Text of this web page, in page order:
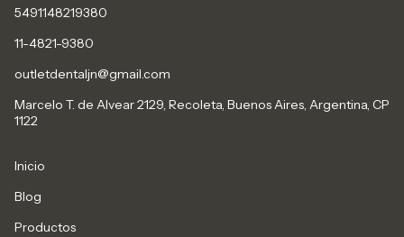
5491148219380
11-4821-9380
outletdentaljn@gmail.com
Marcelo T. de Alvear 2129, Recoleta, Buenos Aires, Argentina, CP
1122
Inicio
Blog
Productos